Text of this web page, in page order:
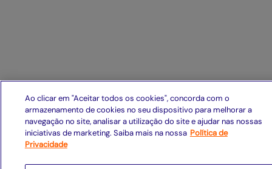
Ao clicar em "Aceitar todos os cookies", concorda com o
armazenamento de cookies no seu dispositivo para melhorar a
navegação no site, analisar a utilização do site e ajudar nas nossas
iniciativas de marketing. Saiba mais na nossa Política de
Privacidade